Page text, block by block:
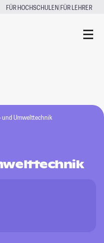
FÜR HOCHSCHULEN|FÜR LEHRER
und Umwelttechnik